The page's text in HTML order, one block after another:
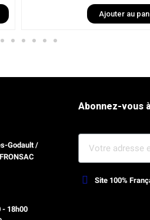
Ajouter au
Godault /
- 18h00
Abonnez-vous
Site 100%